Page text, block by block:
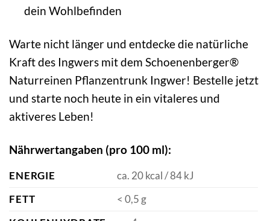
dein Wohlbefinden
Warte nicht länger und entdecke die natürliche
Kraft des Ingwers mit dem Schoenenberger®
Naturreinen Pflanzentrunk Ingwer! Bestelle jetzt
und starte noch heute in ein vitaleres und
aktiveres Leben!
Nährwertangaben (pro 100 ml):
ENERGIE
ca. 20 kcal / 84 kJ
FETT
< 0,5 g